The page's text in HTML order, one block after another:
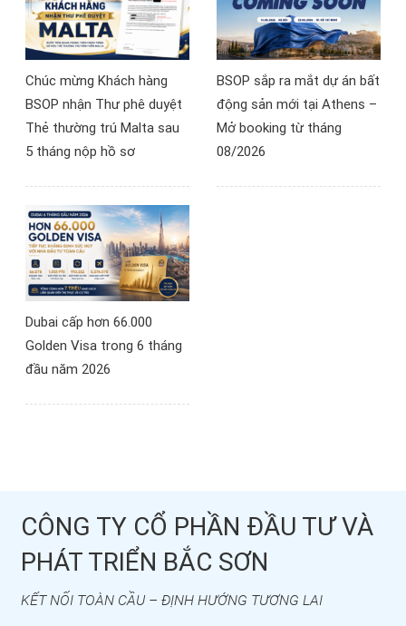
Chúc mừng Khách hàng
BSOP nhận Thư phê duyệt
Thẻ thường trú Malta sau
5 tháng nộp hồ sơ
BSOP sắp ra mắt dự án bất
động sản mới tại Athens –
Mở booking từ tháng
08/2026
Dubai cấp hơn 66.000
Golden Visa trong 6 tháng
đầu năm 2026
CÔNG TY CỔ PHẦN ĐẦU TƯ VÀ
PHÁT TRIỂN BẮC SƠN
KẾT NỐI TOÀN CẦU – ĐỊNH HƯỚNG TƯƠNG LAI